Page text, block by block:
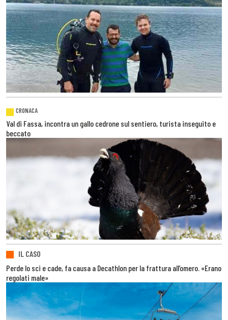
CRONACA
Val di Fassa, incontra un gallo cedrone sul sentiero, turista inseguito e
beccato
IL CASO
Perde lo sci e cade, fa causa a Decathlon per la frattura all’omero. «Erano
regolati male»